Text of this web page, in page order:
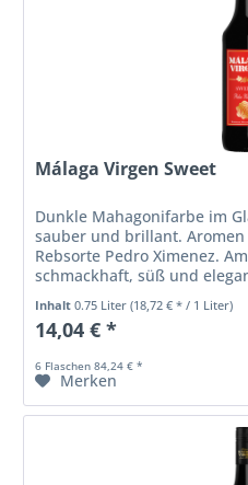
Málaga Virgen Sweet
Dunkle Mahagonifarbe im
sauber und brillant.
Rebsorte Pedro Ximenez.
schmackhaft, süß und
amerikanischen
Inhalt0.75 Liter(18,72 € * / 1 Liter)
14,04 € *
6 Flaschen 84,24 € *
Merken